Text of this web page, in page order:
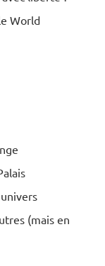
World
(mais en